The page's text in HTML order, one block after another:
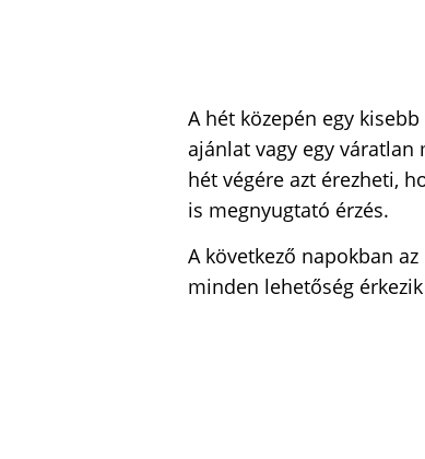
A hét közepén egy
ajánlat vagy egy váratlan
hét végére azt érezheti,
is megnyugtató érzés.
A következő napokban
minden lehetőség